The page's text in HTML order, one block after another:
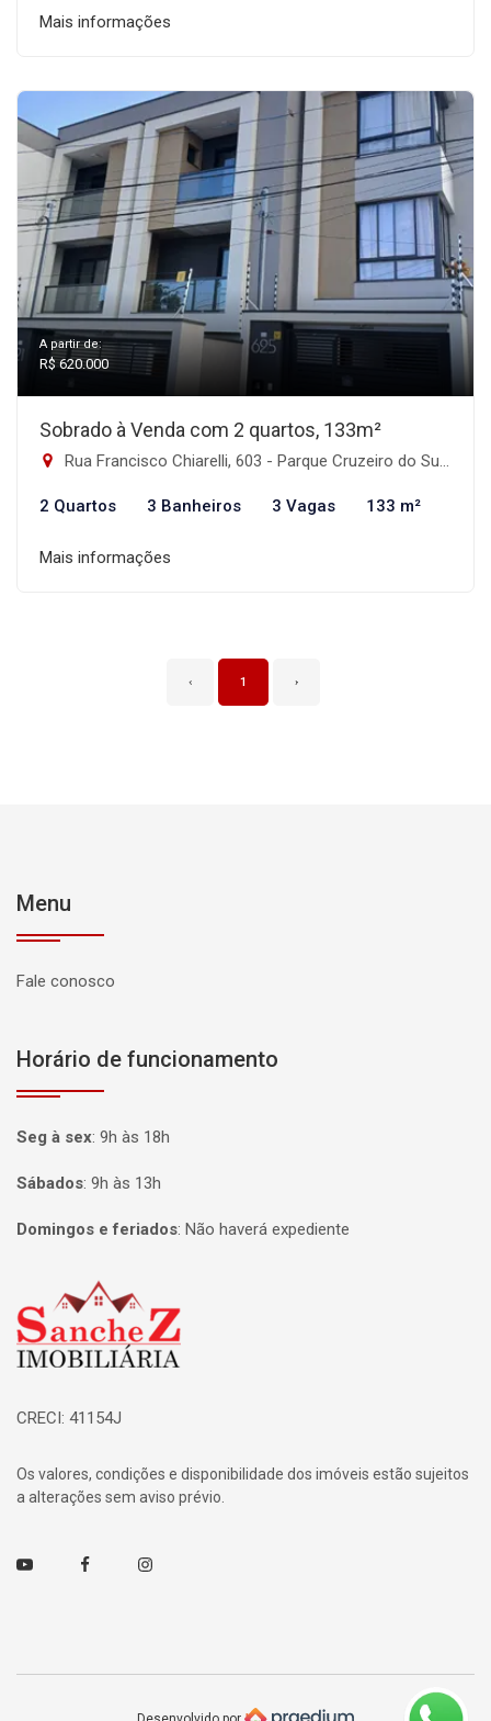
Mais informações
A partir de:
R$ 620.000
Sobrado à Venda com 2 quartos, 133m²
Rua Francisco Chiarelli, 603 - Parque Cruzeiro do Sul, São Paulo-SP
2 Quartos 3 Banheiros 3 Vagas 133 m²
Mais informações
‹ 1 ›
Menu
Fale conosco
Horário de funcionamento
Seg à sex: 9h às 18h
Sábados: 9h às 13h
Domingos e feriados: Não haverá expediente
Página inicial
CRECI: 41154J
Os valores, condições e disponibilidade dos imóveis estão sujeitos
a alterações sem aviso prévio.
Youtube FacebookInstagram